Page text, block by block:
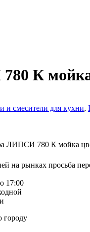
К мойка
и смесители для кухни,
ЛИПСИ 780 К мойка
на рынках просьба
17:00
городу